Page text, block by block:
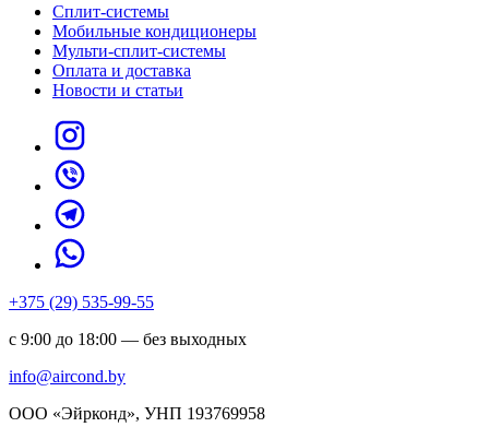
Сплит-системы
Мобильные кондиционеры
Мульти-сплит-системы
Оплата и доставка
Новости и статьи
+375 (29) 535-99-55
с 9:00 до 18:00 — без выходных
info@aircond.by
ООО «Эйрконд», УНП 193769958